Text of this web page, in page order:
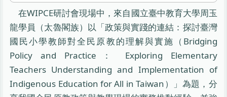
在WIPCE研討會現場中，來自國立臺中教育大學周玉
龍學員（太魯閣族）以「政策與實踐的連結：探討臺灣
國民小學教師對全民原教的理解與實施（Bridging
Policy and Practice： Exploring Elementary
Teachers Understanding and Implementation of
Indigenous Education for All in Taiwan）」為題，分